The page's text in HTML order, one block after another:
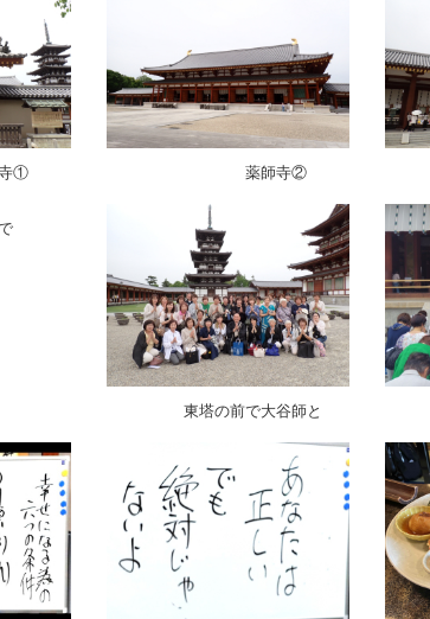
薬師寺②
東塔の前で大谷師と 御